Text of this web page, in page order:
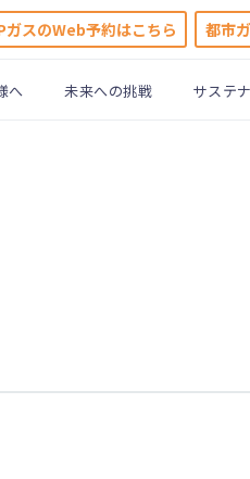
ガスのWeb予約はこちら 都市
へ 未来への挑戦 サステ